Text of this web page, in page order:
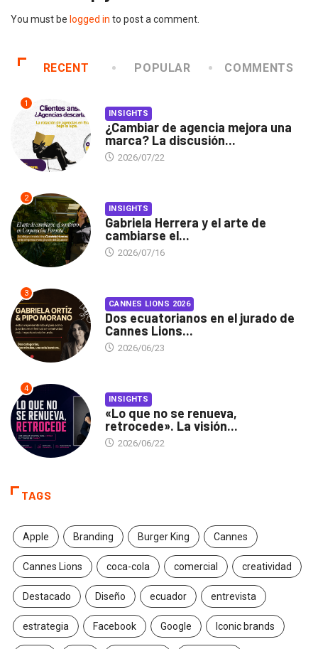
You must be logged in to post a comment.
RECENT POPULAR COMMENTS
1
INSIGHTS
¿Cambiar de agencia mejora una
marca? La discusión...
2026/07/22
2
INSIGHTS
Gabriela Herrera y el arte de
cambiarse el...
2026/07/16
3
CANNES LIONS 2026
Dos ecuatorianos en el jurado de
Cannes Lions...
2026/06/23
4
INSIGHTS
«Lo que no se renueva,
retrocede». La visión...
2026/06/22
TAGS
Apple Branding Burger King Cannes
Cannes Lions coca-cola comercial creatividad
Destacado Diseño ecuador entrevista
estrategia Facebook Google Iconic brands